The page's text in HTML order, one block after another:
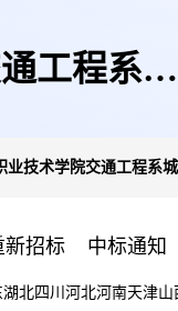
工程系城
业技术学院交通工程系
新招标 中标通知
湖北四川 河北河南天津山